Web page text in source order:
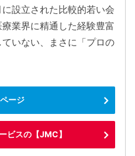
設立された比較的若い会
業界に精通した経験豊富
いない、まさに「プロの
ージ
ビスの【JMC】